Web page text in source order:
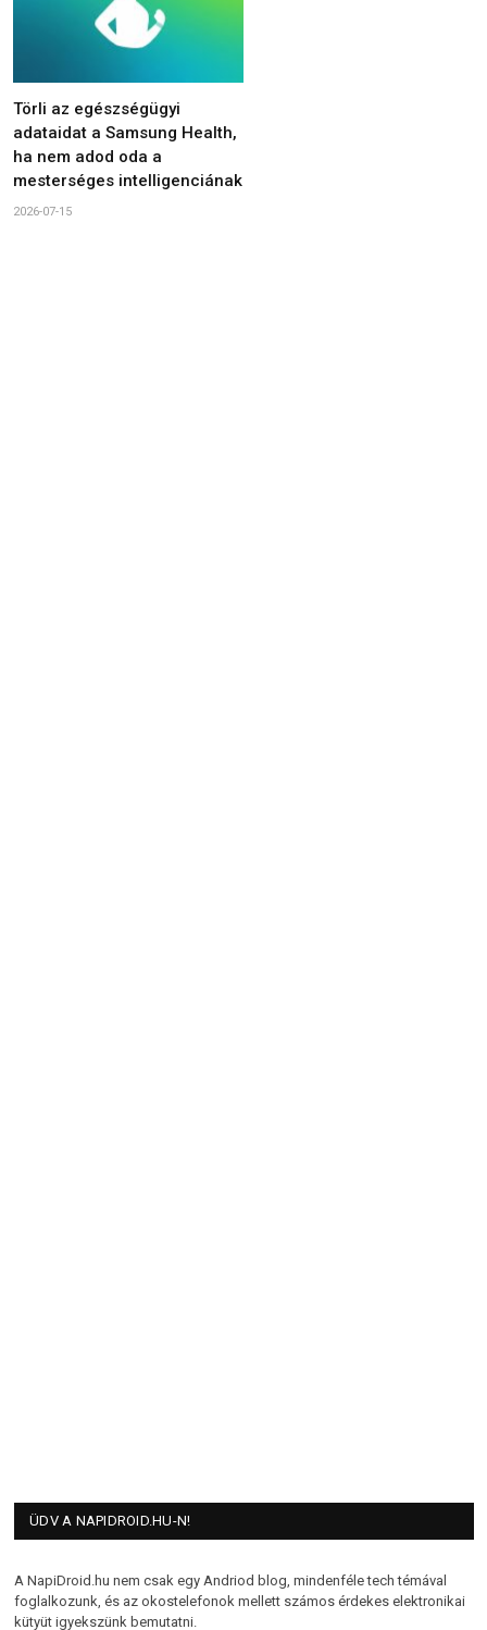
Törli az egészségügyi
adataidat a Samsung Health,
ha nem adod oda a
mesterséges intelligenciának
2026-07-15
ÜDV A NAPIDROID.HU-N!
A NapiDroid.hu nem csak egy Andriod blog, mindenféle tech témával
foglalkozunk, és az okostelefonok mellett számos érdekes elektronikai
kütyüt igyekszünk bemutatni.